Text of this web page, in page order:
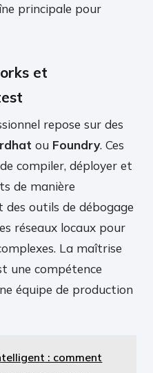
principale pour
et
repose sur des
ou Foundry. Ces
compiler, déployer et
de manière
outils de débogage
réseaux locaux pour
La maîtrise
une compétence
équipe de production
: comment